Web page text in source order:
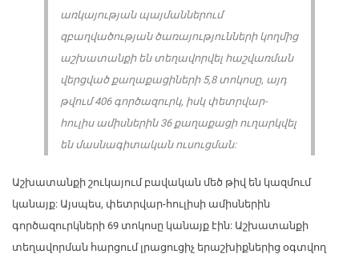
առկայության պայմաններում
զբաղվածության ծառայությունների կողմից
աշխատանքի են տեղավորվել հաշվառման
վերցված քաղաքացիների 5,8 տոկոսը, այդ
թվում 406 գործազուրկ, իսկ փետրվար-
հուլիս ամիսներին 36 քաղաքացի ուղարկվել
են մասնագիտական ուսուցման:
Աշխատանքի շուկայում բավական մեծ թիվ են կազմում
կանայք: Այսպես, փետրվար-հուլիսի ամիսներին
գործազուրկների 69 տոկոսը կանայք էին: Աշխատանքի
տեղավորման հարցում լրացուցիչ երաշխիքներից օգտվող